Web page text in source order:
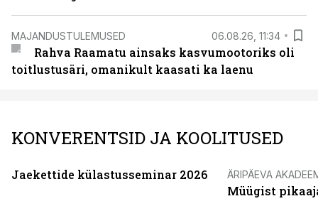
MAJANDUSTULEMUSED 06.08.26, 11:34
Rahva Raamatu ainsaks kasvumootoriks oli
toitlustusäri, omanikult kaasati ka laenu
KONVERENTSID JA KOOLITUSED
Jaekettide külastusseminar 2026 ÄRIPÄEVA
Müügist